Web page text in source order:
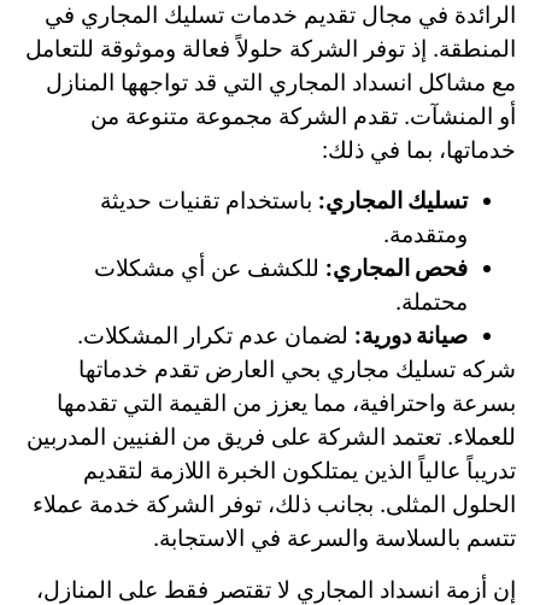
الرائدة في مجال تقديم خدمات تسليك المجاري في
المنطقة. إذ توفر الشركة حلولاً فعالة وموثوقة للتعامل
مع مشاكل انسداد المجاري التي قد تواجهها المنازل
أو المنشآت. تقدم الشركة مجموعة متنوعة من
خدماتها، بما في ذلك:
تسليك المجاري: باستخدام تقنيات حديثة
ومتقدمة.
فحص المجاري: للكشف عن أي مشكلات
محتملة.
صيانة دورية: لضمان عدم تكرار المشكلات.
شركه تسليك مجاري بحي العارض تقدم خدماتها
بسرعة واحترافية، مما يعزز من القيمة التي تقدمها
للعملاء. تعتمد الشركة على فريق من الفنيين المدربين
تدريباً عالياً الذين يمتلكون الخبرة اللازمة لتقديم
الحلول المثلى. بجانب ذلك، توفر الشركة خدمة عملاء
تتسم بالسلاسة والسرعة في الاستجابة.
إن أزمة انسداد المجاري لا تقتصر فقط على المنازل،